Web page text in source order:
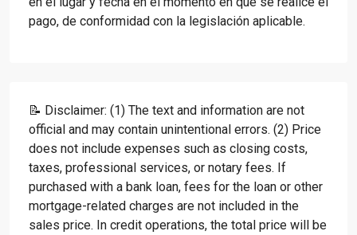
pago, de conformidad con la legislación aplicable.
📝 Disclaimer: (1) The text and information are not
official and may contain unintentional errors. (2) Price
does not include expenses such as closing costs,
taxes, professional services, or notary fees. If
purchased with a bank loan, fees for the loan or other
mortgage-related charges are not included in the
sales price. In credit operations, the total price will be